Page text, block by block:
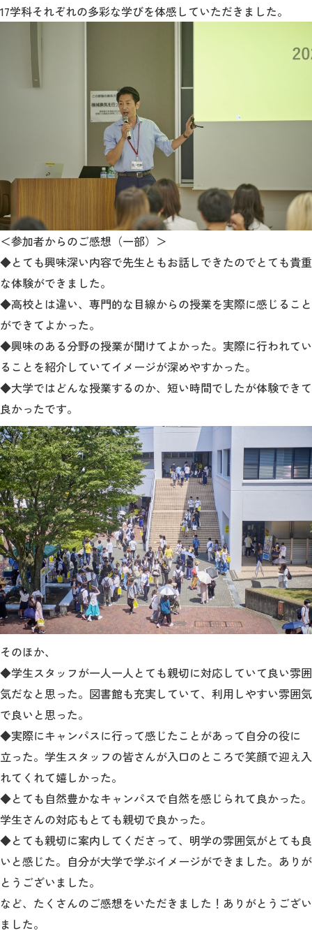
17学科それぞれの多彩な学びを体感していただきました。
＜参加者からのご感想（一部）＞
◆とても興味深い内容で先生ともお話しできたのでとても貴重
な体験ができました。
◆高校とは違い、専門的な目線からの授業を実際に感じること
ができてよかった。
◆興味のある分野の授業が聞けてよかった。実際に行われてい
ることを紹介していてイメージが深めやすかった。
◆大学ではどんな授業するのか、短い時間でしたが体験できて
良かったです。
そのほか、
◆学生スタッフが一人一人とても親切に対応していて良い雰囲
気だなと思った。図書館も充実していて、利用しやすい雰囲気
で良いと思った。
◆実際にキャンパスに行って感じたことがあって自分の役に
立った。学生スタッフの皆さんが入口のところで笑顔で迎え入
れてくれて嬉しかった。
◆とても自然豊かなキャンパスで自然を感じられて良かった。
学生さんの対応もとても親切で良かった。
◆とても親切に案内してくださって、明学の雰囲気がとても良
いと感じた。自分が大学で学ぶイメージができました。ありが
とうございました。
など、たくさんのご感想をいただきました！ありがとうござい
ました。